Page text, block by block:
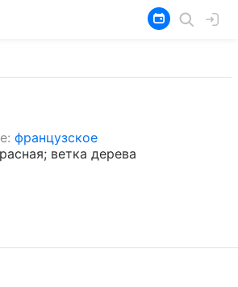
французское
ветка дерева